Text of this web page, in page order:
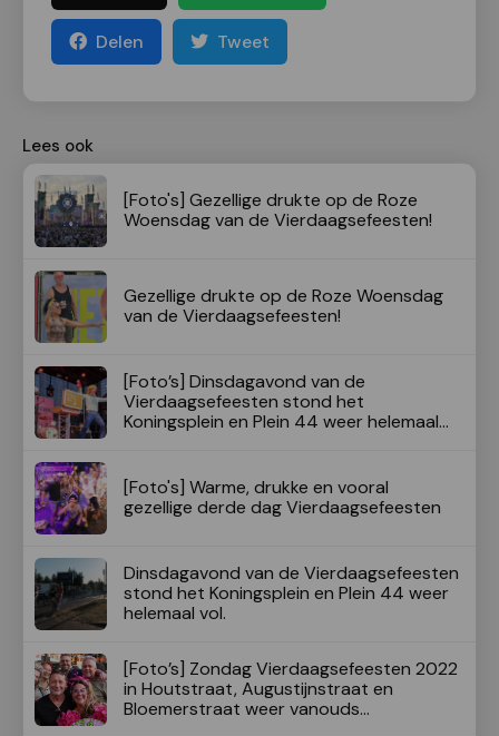
Delen Tweet
Lees ook
[Foto's] Gezellige drukte op de Roze
Woensdag van de Vierdaagsefeesten!
Gezellige drukte op de Roze Woensdag
van de Vierdaagsefeesten!
[Foto’s] Dinsdagavond van de
Vierdaagsefeesten stond het
Koningsplein en Plein 44 weer helemaal
[Foto's] Warme, drukke en vooral
gezellige derde dag Vierdaagsefeesten
Dinsdagavond van de Vierdaagsefeesten
stond het Koningsplein en Plein 44 weer
helemaal vol.
[Foto’s] Zondag Vierdaagsefeesten 2022
in Houtstraat, Augustijnstraat en
Bloemerstraat weer vanouds